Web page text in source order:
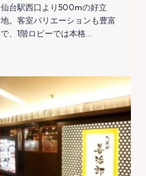
仙台駅西口より500mの好立
地。客室バリエーションも豊富
で、1階ロビーでは本格…